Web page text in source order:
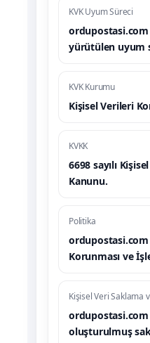
KVK Uyum Süreci
ordupostasi.com
yürütülen uyum
KVK Kurumu
Kişisel Verileri
KVKK
6698 sayılı
Kanunu.
Politika
Korunması ve
Kişisel Veri Saklama
ordupostasi.com
oluşturulmuş